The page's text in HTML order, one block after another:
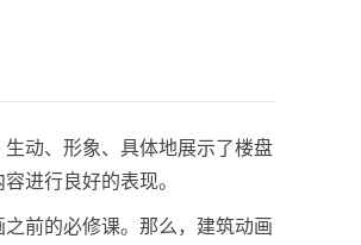
动、形象、具体地展示了楼盘
进行良好的表现。
前的必修课。那么，建筑动画